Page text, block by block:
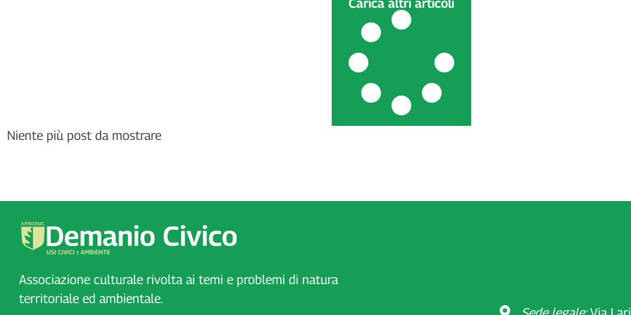
Carica altri articoli
Niente più post da mostrare
Associazione culturale rivolta ai temi e problemi di natura
territoriale ed ambientale.